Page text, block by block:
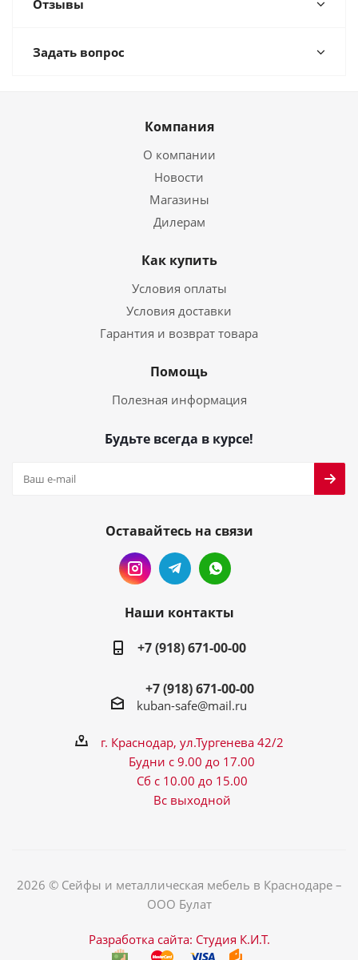
Отзывы
Задать вопрос
Компания
О компании
Новости
Магазины
Дилерам
Как купить
Условия оплаты
Условия доставки
Гарантия и возврат товара
Помощь
Полезная информация
Будьте всегда в курсе!
Оставайтесь на связи
Наши контакты
+7 (918) 671-00-00
+7 (918) 671-00-00
kuban-safe@mail.ru
г. Краснодар, ул.Тургенева 42/2
Будни с 9.00 до 17.00
Сб с 10.00 до 15.00
Вс выходной
2026 © Сейфы и металлическая мебель в Краснодаре –
ООО Булат
Разработка сайта: Студия К.И.Т.